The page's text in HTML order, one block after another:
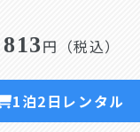
813円（税込）
1泊2日レンタル